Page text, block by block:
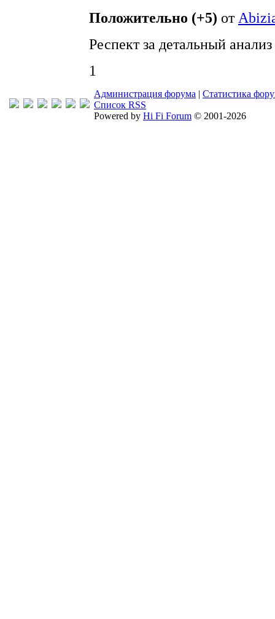
Положительно (+5) от
Респект за детальный
1
Администрация форума | Статистика
Список RSS
Powered by Hi Fi Forum © 2001-2026